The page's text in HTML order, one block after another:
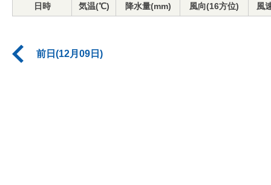
日時 気温(℃) 降水量(mm) 風向(16方位) 風
前日(12月09日)